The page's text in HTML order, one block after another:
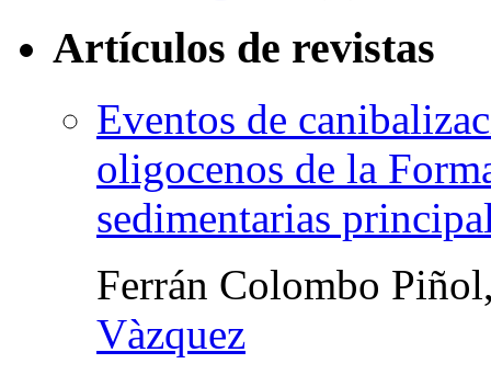
Artículos de revistas
Eventos de
oligocenos de la
sedimentarias
Ferrán Colombo
Vàzquez